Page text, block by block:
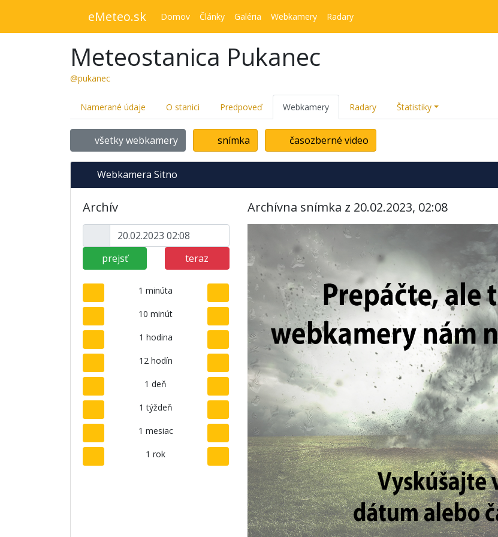
eMeteo.sk Domov Články Galéria Webkamery Radary
Meteostanica Pukanec
@pukanec
Namerané údaje O stanici Predpoveď Webkamery Radary Štatistiky
všetky webkamery snímka časozberné video
Webkamera Sitno
Archív
prejsť teraz
1 minúta
10 minút
1 hodina
12 hodín
1 deň
1 týždeň
1 mesiac
1 rok
Archívna snímka z 20.02.2023, 02:08